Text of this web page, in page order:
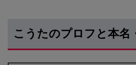
こうたのプロフと本名